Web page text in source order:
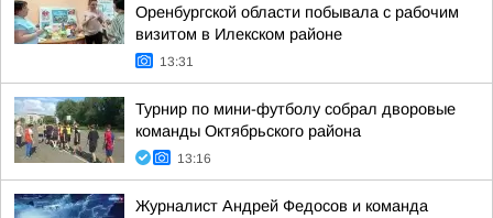
Оренбургской области побывала с рабочим
визитом в Илекском районе
13:31
Турнир по мини-футболу собрал дворовые
команды Октябрьского района
13:16
Журналист Андрей Федосов и команда